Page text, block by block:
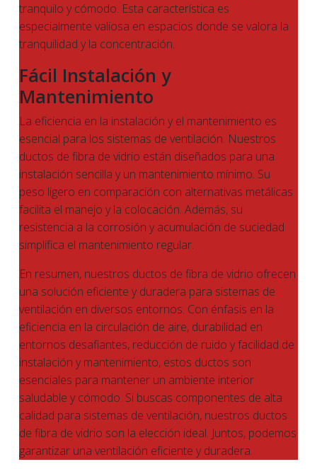
tranquilo y cómodo. Esta característica es
especialmente valiosa en espacios donde se valora la
tranquilidad y la concentración.
Fácil Instalación y
Mantenimiento
La eficiencia en la instalación y el mantenimiento es
esencial para los sistemas de ventilación. Nuestros
ductos de fibra de vidrio están diseñados para una
instalación sencilla y un mantenimiento mínimo. Su
peso ligero en comparación con alternativas metálicas
facilita el manejo y la colocación. Además, su
resistencia a la corrosión y acumulación de suciedad
simplifica el mantenimiento regular.
En resumen, nuestros ductos de fibra de vidrio ofrecen
una solución eficiente y duradera para sistemas de
ventilación en diversos entornos. Con énfasis en la
eficiencia en la circulación de aire, durabilidad en
entornos desafiantes, reducción de ruido y facilidad de
instalación y mantenimiento, estos ductos son
esenciales para mantener un ambiente interior
saludable y cómodo. Si buscas componentes de alta
calidad para sistemas de ventilación, nuestros ductos
de fibra de vidrio son la elección ideal. Juntos, podemos
garantizar una ventilación eficiente y duradera.